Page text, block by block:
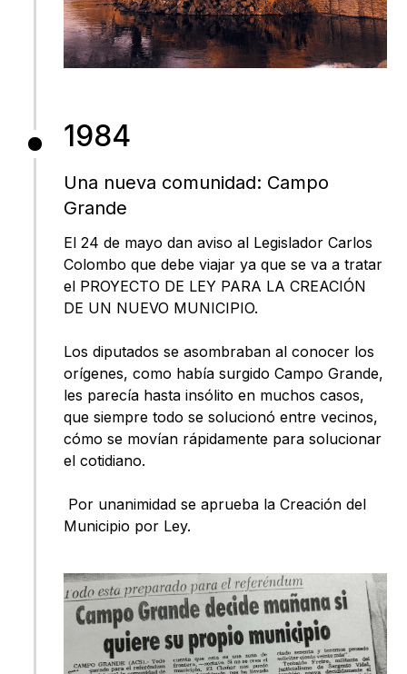
1984
Una nueva comunidad: Campo
Grande
El 24 de mayo dan aviso al Legislador Carlos
Colombo que debe viajar ya que se va a tratar
el PROYECTO DE LEY PARA LA CREACIÓN
DE UN NUEVO MUNICIPIO.
Los diputados se asombraban al conocer los
orígenes, como había surgido Campo Grande,
les parecía hasta insólito en muchos casos,
que siempre todo se solucionó entre vecinos,
cómo se movían rápidamente para solucionar
el cotidiano.
Por unanimidad se aprueba la Creación del
Municipio por Ley.